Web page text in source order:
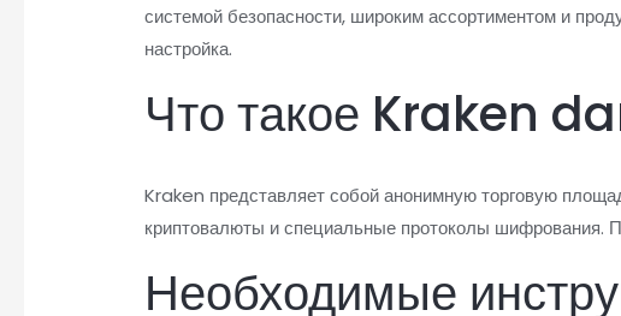
системой безопасности, широким ассортиментом и
настройка.
Что такое Kraken
Kraken представляет собой анонимную торговую
криптовалюты и специальные протоколы шифрования.
Необходимые